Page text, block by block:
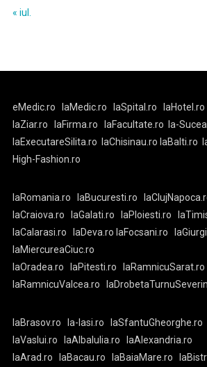
« iul.
eMedic.ro laMedic.ro laSpital.ro laHotel.ro
laZiar.ro
laFirma.ro laFacultate.ro
la-
laExecutareSilita.ro
laChisinau.ro laBalti.ro
High-Fashion.ro
laRomania.ro laBucuresti.ro
laCraiova.ro
laGalati.ro laPloiesti.ro
laCalarasi.ro
laDeva.ro laFocsani.ro
laMiercureaCiuc.ro
laOradea.ro
laPitesti.ro
laRamnicuSarat.ro
laRamnicuValcea.ro
laBrasov.ro la-Iasi.ro
laSfantuGheorghe.ro
laVaslui.ro
laAlbaIulia.ro
laAlexandria.ro
laArad.ro
laBacau.ro laBaiaMare.ro